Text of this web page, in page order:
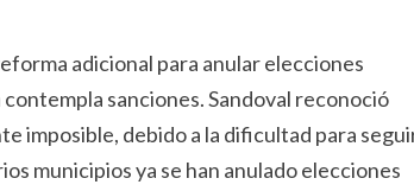
adicional para anular elecciones
sanciones. Sandoval reconoció
imposible, debido a la dificultad para
municipios ya se han anulado elecciones